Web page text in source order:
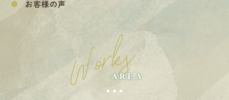
お客様の声
Works
AREA